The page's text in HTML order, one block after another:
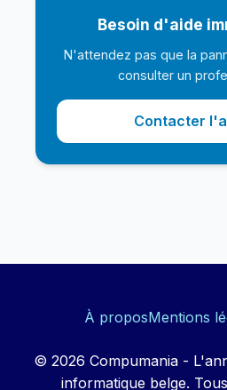
Besoin d'aide
N'attendez pas que la
consulter un
Contacter
À proposMentions
© 2026 Compumania -
informatique belge.